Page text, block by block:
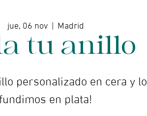
jue, 06 nov
  |
Madrid
tu anillo
personalizado en cera y lo
fundimos en plata!